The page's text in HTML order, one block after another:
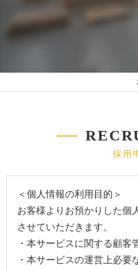
採用
＜個人情報の利用目的＞
お客様よりお預かりした個
させていただきます。
・本サービスに関する顧客
・本サービスの運営上必要